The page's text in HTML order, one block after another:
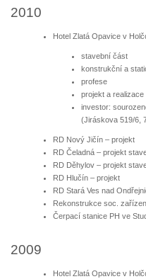
2010
Hotel Zlatá Opavice v
stavební část
konstrukční a
profese
projekt a realizace
investor:
(Jiráskova 519/6,
RD Nový Jičín – projekt
RD Čeladná – projekt
RD Děhylov – projekt
RD Hlučín – projekt
RD Stará Ves nad
Rekonstrukce soc.
Čerpací stanice PH ve
2009
Hotel Zlatá Opavice v